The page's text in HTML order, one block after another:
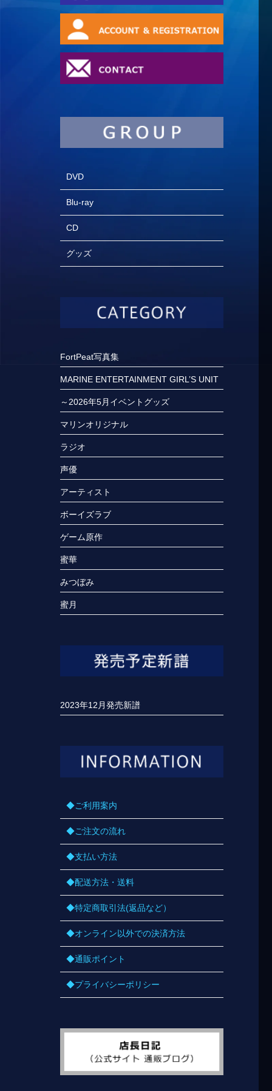
DVD
Blu-ray
CD
グッズ
FortPeat写真集
MARINE ENTERTAINMENT GIRL’S UNIT
～2026年5月イベントグッズ
マリンオリジナル
ラジオ
声優
アーティスト
ボーイズラブ
ゲーム原作
蜜華
みつぼみ
蜜月
2023年12月発売新譜
◆ご利用案内
◆ご注文の流れ
◆支払い方法
◆配送方法・送料
◆特定商取引法(返品など）
◆オンライン以外での決済方法
◆通販ポイント
◆プライバシーポリシー